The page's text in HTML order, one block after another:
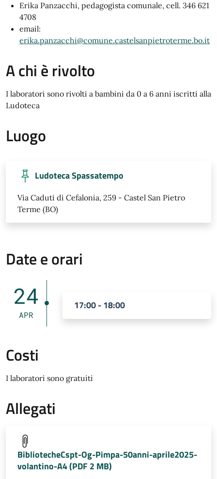
Erika Panzacchi, pedagogista comunale, cell. 346 621
4708
email:
erika.panzacchi@comune.castelsanpietroterme.bo.it
A chi è rivolto
I laboratori sono rivolti a bambini da 0 a 6 anni iscritti alla
Ludoteca
Luogo
Ludoteca Spassatempo
Via Caduti di Cefalonia, 259 - Castel San Pietro
Terme (BO)
Date e orari
24
APR
17:00 - 18:00
Costi
I laboratori sono gratuiti
Allegati
BibliotecheCspt-Og-Pimpa-50anni-aprile2025-
volantino-A4 (PDF 2 MB)